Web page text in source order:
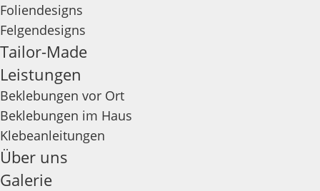
Foliendesigns
Felgendesigns
Tailor-Made
Leistungen
Beklebungen vor Ort
Beklebungen im Haus
Klebeanleitungen
Über uns
Galerie